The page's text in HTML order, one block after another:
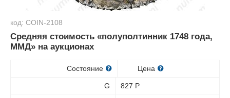
код: COIN-2108
Средняя стоимость «полуполтинник 1748 года,
ММД» на аукционах
Состояние Цена
G 827 Р